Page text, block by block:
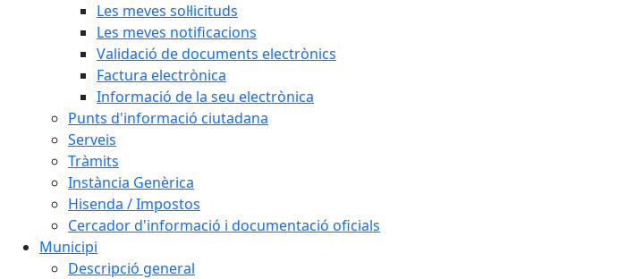
Les meves sol·licituds
Les meves notificacions
Validació de documents electrònics
Factura electrònica
Informació de la seu electrònica
Punts d'informació ciutadana
Serveis
Tràmits
Instància Genèrica
Hisenda / Impostos
Cercador d'informació i documentació oficials
Municipi
Descripció general